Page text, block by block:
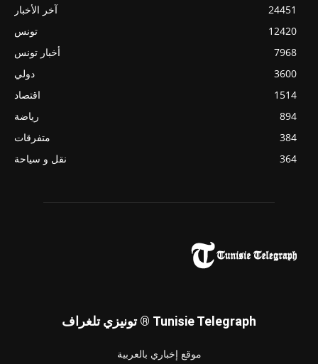
آخر الأخبار
24451
تونس
12420
أخبار تونس
7968
دولي
3600
اقتصاد
1514
رياضة
894
متفرقات
384
نقل و سياحة
364
تونيزي تلغراف ® Tunisie Telegraph
موقع إخباري بالعربية